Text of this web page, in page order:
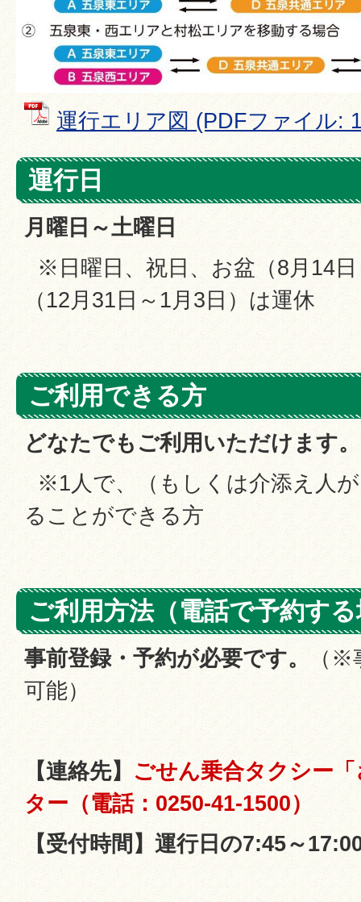
運行エリア図 (PDFファイル:
運行日
月曜日～土曜日
※日曜日、祝日、お盆（8月14
（12月31日～1月3日）は運休
ご利用できる方
どなたでもご利用いただけます。
※1人で、（もしくは介添え人
ることができる方
ご利用方法（電話で予約す
事前登録・予約が必要です。
（※
可能）
【連絡先】 ごせん乗合タクシー
ター（電話：0250-41-1500）
【受付時間】運行日の7:45～